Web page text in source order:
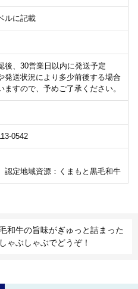
ルに記載
後、30営業日以内に発送予定
発送状況により多少前後する場合
ますので、予めご了承ください。
0542
定地域資源：くまもと黒毛和牛
和牛の旨味がぎゅっと詰まった
ゃぶしゃぶでどうぞ！